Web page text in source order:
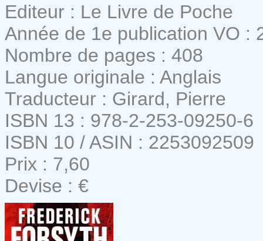
Editeur : Le Livre de Poche
Année de 1e publication VO :
Nombre de pages : 408
Langue originale : Anglais
Traducteur : Girard, Pierre
ISBN 13 : 978-2-253-09250-6
ISBN 10 / ASIN : 2253092509
Prix : 7,60
Devise : €